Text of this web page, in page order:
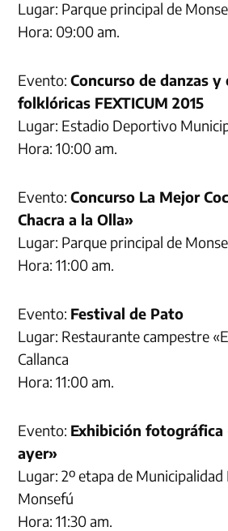
Lugar: Parque principal de
Hora: 09:00 am.
Evento:Concurso de danzas y
folklóricas FEXTICUM 2015
Lugar: Estadio Deportivo
Hora: 10:00 am.
Evento:Concurso La Mejor
Chacra a la Olla»
Lugar: Parque principal de
Hora: 11:00 am.
Evento: Festival de Pato
Lugar: Restaurante campestre
Callanca
Hora: 11:00 am.
Evento: Exhibición fotográfica
ayer»
Lugar: 2º etapa de
Monsefú
Hora: 11:30 am.